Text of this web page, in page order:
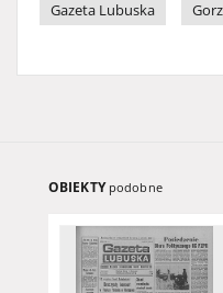
Gazeta Lubuska
OBIEKTY podobne